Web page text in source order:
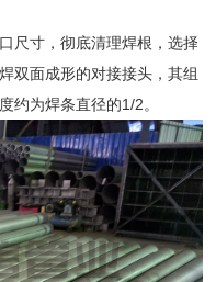
尺寸，彻底清理焊根，选择
双面成形的对接接头，其组
约为焊条直径的1/2。